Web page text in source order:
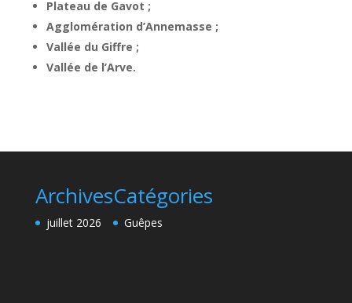
Plateau de Gavot ;
Agglomération d’Annemasse ;
Vallée du Giffre ;
Vallée de l’Arve.
Archives
juillet 2026
Catégories
Guêpes